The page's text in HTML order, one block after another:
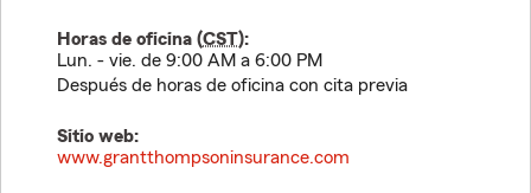
Horas de oficina (CST):
Lun. - vie. de 9:00 AM a 6:00 PM
Después de horas de oficina con cita previa
Sitio web:
www.grantthompsoninsurance.com